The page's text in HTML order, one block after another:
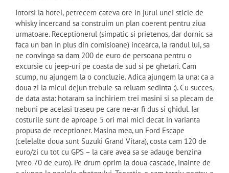
Intorsi la hotel, petrecem cateva ore in jurul unei sticle de
whisky incercand sa construim un plan coerent pentru ziua
urmatoare. Receptionerul (simpatic si prietenos, dar dornic sa
faca un ban in plus din comisioane) incearca, la randul lui, sa
ne convinga sa dam 200 de euro de persoana pentru o
excursie cu jeep-uri pe coasta de sud si pe ghetari. Cam
scump, nu ajungem la o concluzie. Adica ajungem la una: ca a
doua zi la micul dejun trebuie sa reluam sedinta :). Cu succes,
de data asta: hotaram sa inchiriem trei masini si sa plecam de
nebuni pe acelasi traseu pe care ne-ar fi dus si ghidul. Iar
costurile sunt de aproape 5 ori mai mici decat in varianta
propusa de receptioner. Masina mea, un Ford Escape
(celelalte doua sunt Suzuki Grand Vitara), costa cam 120 de
euro/zi cu tot cu GPS – la care avea sa se adauge benzina
(vreo 70 de euro). Pe drum oprim la doua cascade, inainte de